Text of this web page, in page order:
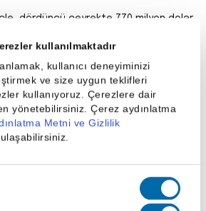
kullanılmaktadır
kullanıcı deneyiminizi
ve size uygun teklifleri
kullanıyoruz. Çerezlere dair
yönetebilirsiniz. Çerez aydınlatma
Metni ve Gizlilik
dördüncü çeyrekte 770 milyon dolar
miktarının 75 milyar doları
kullanımının artmasıyla
öncesi işlemlerde %10’dan fazla
dijital doların geleneksel finans
2026 yılında hız kesmeden